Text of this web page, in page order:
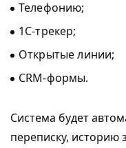
Телефонию;
1С-трекер;
Открытые линии;
CRM-формы.
Система будет
переписку, историю